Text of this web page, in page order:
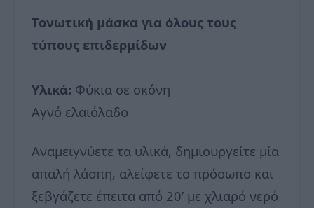
Τονωτική μάσκα για όλους τους
τύπους επιδερμίδων
Υλικά: Φύκια σε σκόνη
Αγνό ελαιόλαδο
Αναμειγνύετε τα υλικά, δημιουργείτε μία
απαλή λάσπη, αλείφετε το πρόσωπο και
ξεβγάζετε έπειτα από 20’ με χλιαρό νερό